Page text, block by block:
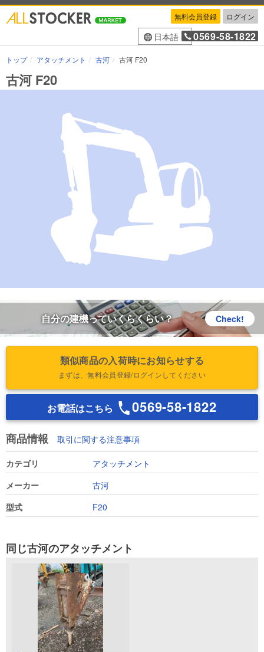
無料会員登録 ログイン
日本語 0569-58-1822
トップ アタッチメント 古河 古河 F20
古河 F20
自分の建機っていくらくらい？ Check!
類似商品の入荷時にお知らせする
まずは、無料会員登録/ログインしてください
お電話はこちら 0569-58-1822
商品情報 取引に関する注意事項
カテゴリ
アタッチメント
メーカー
古河
型式
F20
同じ古河のアタッチメント